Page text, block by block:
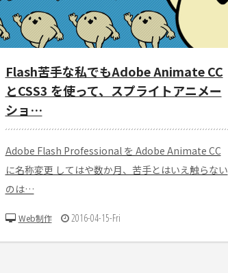
Flash苦手な私でもAdobe Animate CC
とCSS3 を使って、スプライトアニメー
ショ…
Adobe Flash Professional を Adobe Animate CC
に名称変更 してはや数か月、苦手とはいえ触らない
のは…
Web制作 2016-04-15-Fri